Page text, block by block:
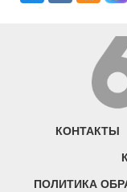
КОНТАКТЫ
ПОЛИТИКА